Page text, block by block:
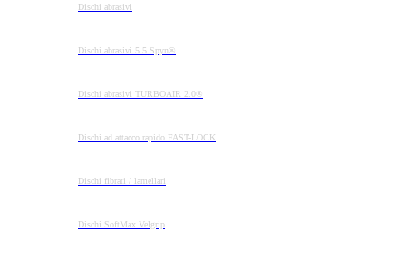
Dischi abrasivi
Dischi abrasivi 5.5 Spyn®
Dischi abrasivi TURBOAIR 2.0®
Dischi ad attacco rapido FAST-LOCK
Dischi fibrati / lamellari
Dischi SoftMax Velgrip